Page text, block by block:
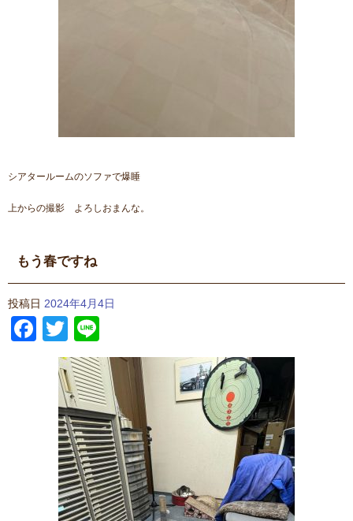
シアタールームのソファで爆睡
上からの撮影 よろしおまんな。
もう春ですね
投稿日 2024年4月4日
Facebook
Twitter